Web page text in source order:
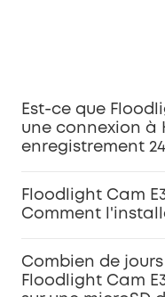
Est-ce que
une connexion à
enregistrement
Floodlight Cam
Comment
Combien de
Floodlight Cam